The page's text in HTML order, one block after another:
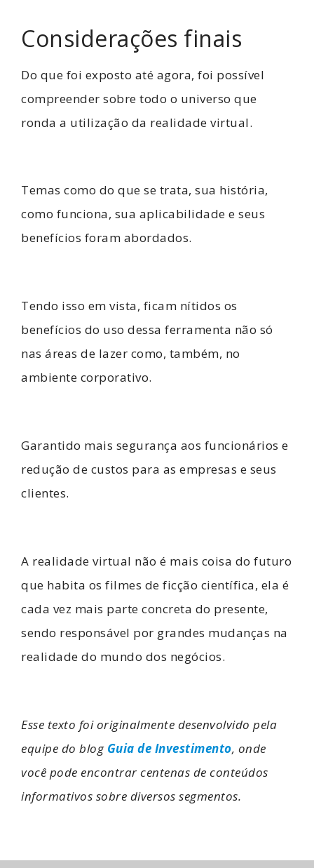
Considerações finais
Do que foi exposto até agora, foi possível
compreender sobre todo o universo que
ronda a utilização da realidade virtual.
Temas como do que se trata, sua história,
como funciona, sua aplicabilidade e seus
benefícios foram abordados.
Tendo isso em vista, ficam nítidos os
benefícios do uso dessa ferramenta não só
nas áreas de lazer como, também, no
ambiente corporativo.
Garantido mais segurança aos funcionários e
redução de custos para as empresas e seus
clientes.
A realidade virtual não é mais coisa do futuro
que habita os filmes de ficção científica, ela é
cada vez mais parte concreta do presente,
sendo responsável por grandes mudanças na
realidade do mundo dos negócios.
Esse texto foi originalmente desenvolvido pela
equipe do blog Guia de Investimento, onde
você pode encontrar centenas de conteúdos
informativos sobre diversos segmentos.